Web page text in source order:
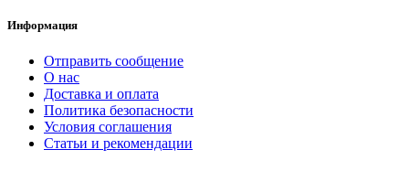
Информация
Отправить сообщение
О нас
Доставка и оплата
Политика безопасности
Условия соглашения
Статьи и рекомендации